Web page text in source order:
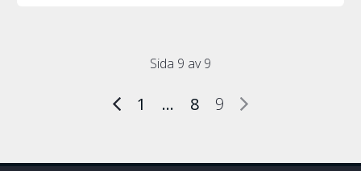
Sida 9 av 9
1 … 8 9